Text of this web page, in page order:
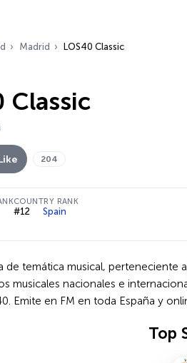
Madrid LOS40 Classic
Classic
204
COUNTRY RANK
#12 Spain
temática musical, perteneciente
musicales nacionales e
Emite en FM en toda España y
Top